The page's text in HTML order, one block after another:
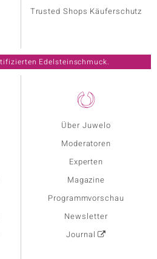
Über Juwelo
Moderatoren
Experten
Magazine
Programmvorschau
Newsletter
Journal
Trusted Shops Käuferschutz
Edelsteinschmuck.